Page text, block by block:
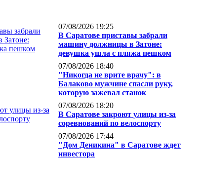
07/08/2026 19:25
В Саратове приставы забрали
машину должницы в Затоне:
девушка ушла с пляжа пешком
07/08/2026 18:40
"Никогда не врите врачу": в
Балаково мужчине спасли руку,
которую зажевал станок
07/08/2026 18:20
В Саратове закроют улицы из-за
соревнований по велоспорту
07/08/2026 17:44
"Дом Деникина" в Саратове ждет
инвестора